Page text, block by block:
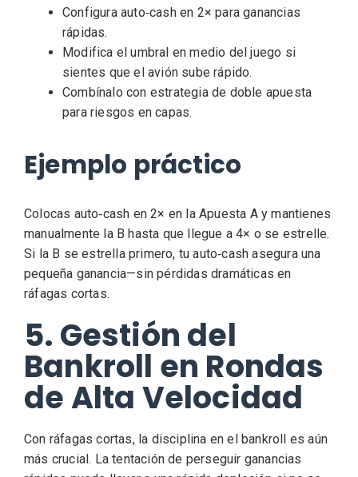
Configura auto‑cash en 2× para ganancias
rápidas.
Modifica el umbral en medio del juego si
sientes que el avión sube rápido.
Combínalo con estrategia de doble apuesta
para riesgos en capas.
Ejemplo práctico
Colocas auto‑cash en 2× en la Apuesta A y mantienes
manualmente la B hasta que llegue a 4× o se estrelle.
Si la B se estrella primero, tu auto‑cash asegura una
pequeña ganancia—sin pérdidas dramáticas en
ráfagas cortas.
5. Gestión del
Bankroll en Rondas
de Alta Velocidad
Con ráfagas cortas, la disciplina en el bankroll es aún
más crucial. La tentación de perseguir ganancias